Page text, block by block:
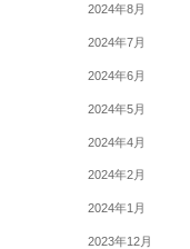
2024年8月
2024年7月
2024年6月
2024年5月
2024年4月
2024年2月
2024年1月
2023年12月